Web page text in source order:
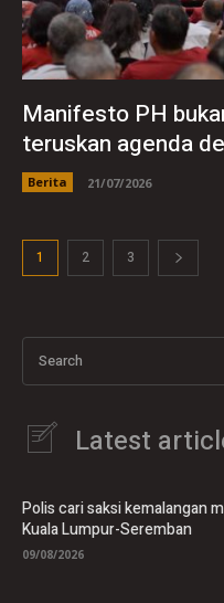
Manifesto PH
teruskan agenda
Berita 21/07/2026
1 2 3
Search
Latest
Polis cari saksi kemalangan
Kuala Lumpur-Seremban
09/08/2026